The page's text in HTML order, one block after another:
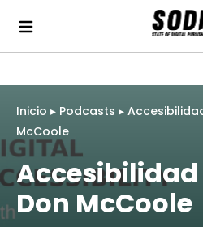
Inicio ▸ Podcasts ▸
McCoole
Don McCoole